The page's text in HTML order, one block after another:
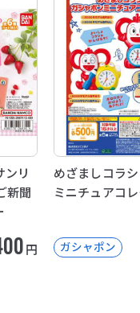
ンリ
新聞
円
めざましコラ
ミニチュアコ
ガシャポン